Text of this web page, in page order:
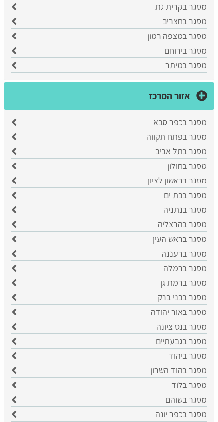
מסגר בקרית גת
מסגר בחצרים
מסגר במצפה רמון
מסגר בירוחם
מסגר במיתר
אזור המרכז
מסגר בכפר סבא
​מסגר בפתח תקווה
​מסגר בתל אביב
מסגר בחולון
מסגר בראשון לציון
​מסגר בבת ים
​מסגר בנתניה
מסגר בהרצליה
​מסגר בראש העין
מסגר ברעננה
מסגר ברמלה
מסגר ברמת גן
מסגר בבני ברק
מסגר באור יהודה
מסגר בנס ציונה
מסגר בגבעתיים
מסגר ביהוד
מסגר בהוד השרון
מסגר בלוד
מסגר בשוהם
מסגר בכפר יונה